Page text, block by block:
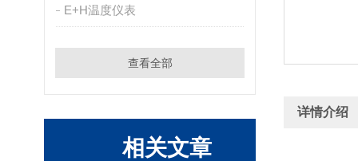
E+H温度仪表
查看全部
相关文章
详情介绍